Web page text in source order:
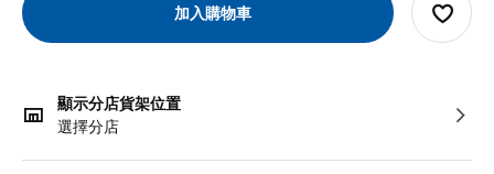
加入購物車
顯示分店貨架位置
選擇分店